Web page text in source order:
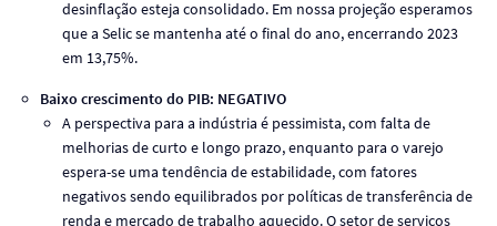
desinflação esteja consolidado. Em nossa projeção esperamos
que a Selic se mantenha até o final do ano, encerrando 2023
em 13,75%.
Baixo crescimento do PIB: NEGATIVO
A perspectiva para a indústria é pessimista, com falta de
melhorias de curto e longo prazo, enquanto para o varejo
espera-se uma tendência de estabilidade, com fatores
negativos sendo equilibrados por políticas de transferência de
renda e mercado de trabalho aquecido. O setor de serviços